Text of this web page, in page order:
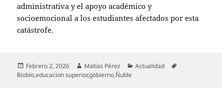
administrativa y el apoyo académico y
socioemocional a los estudiantes afectados por esta
catástrofe.
Publicado
el
Febrero 2, 2026 Autor
Matías Pérez Categorías
Actualidad
Biobío,educacion superior,gobierno,Ñuble